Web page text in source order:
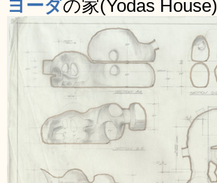
ヨーダの家(Yodas House)